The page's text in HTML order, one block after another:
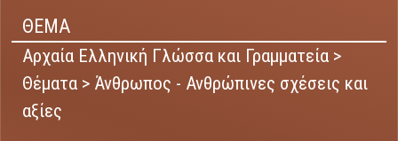
ΘΕΜΑ
Αρχαία Ελληνική Γλώσσα και Γραμματεία >
Θέματα > Άνθρωπος - Ανθρώπινες σχέσεις και
αξίες